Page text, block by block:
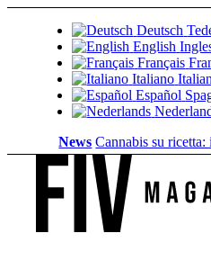
Deutsch
English
Français
Italiano
Español
News Cannabis su ricetta: il